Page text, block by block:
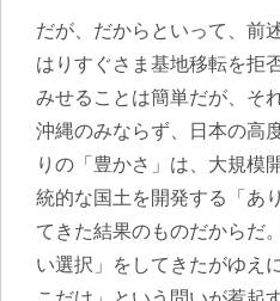
だが、だからといって、前
はりすぐさま基地移転を拒
みせることは簡単だが、そ
沖縄のみならず、日本の高
りの「豊かさ」は、大規模
統的な国土を開発する「あ
てきた結果のものだからだ
い選択」をしてきたがゆえ